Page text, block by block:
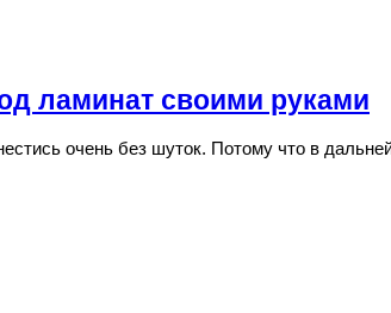
ламинат своими руками
очень без шуток. Потому что в